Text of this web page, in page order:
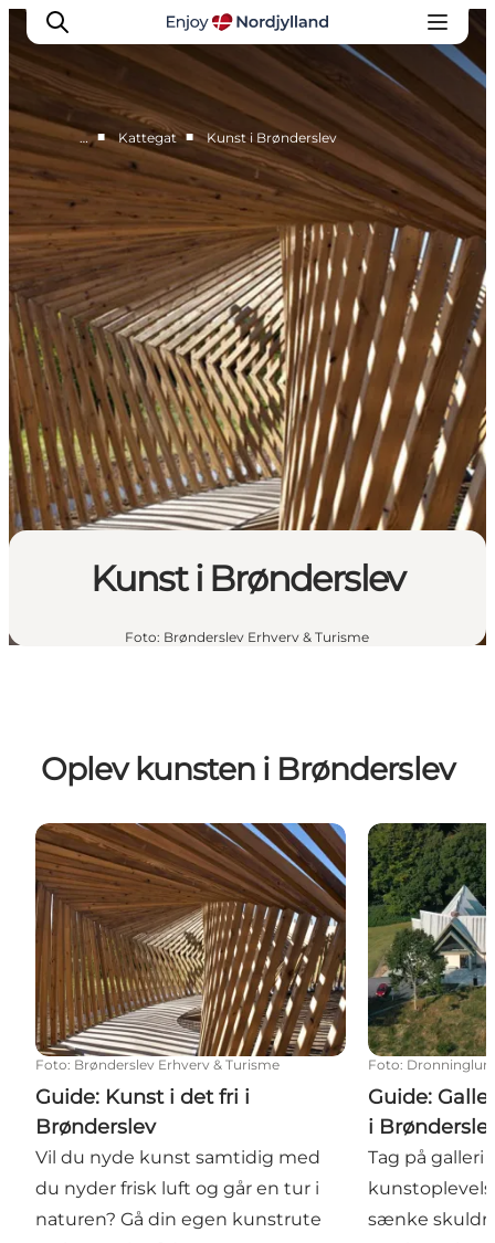
Byer og steder
Læsø
Kattegat
Aalborg
Skagen
… ■ Kattegat ■ Kunst i Brønderslev
Kunst i Brønderslev
Foto: Brønderslev Erhverv & Turisme
Oplev kunsten i Brønderslev
Guide: Kunst i det fri i Brønderslev
Foto: Brønderslev Erhverv & Turisme
Guide: Kunst i det fri i
Brønderslev
Vil du nyde kunst samtidig med
du nyder frisk luft og går en tur i
naturen? Gå din egen kunstrute
Guide:
Foto:
Guide:
i
Tag på galleri
sænke